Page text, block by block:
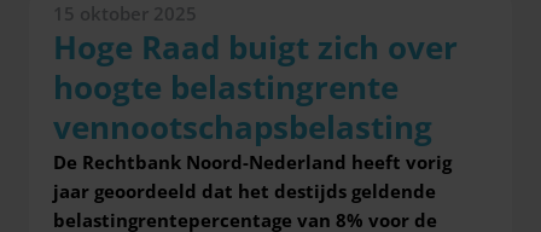
15 oktober 2025
Hoge Raad buigt zich over
hoogte belastingrente
vennootschapsbelasting
De Rechtbank Noord-Nederland heeft vorig
jaar geoordeeld dat het destijds geldende
belastingrentepercentage van 8% voor de